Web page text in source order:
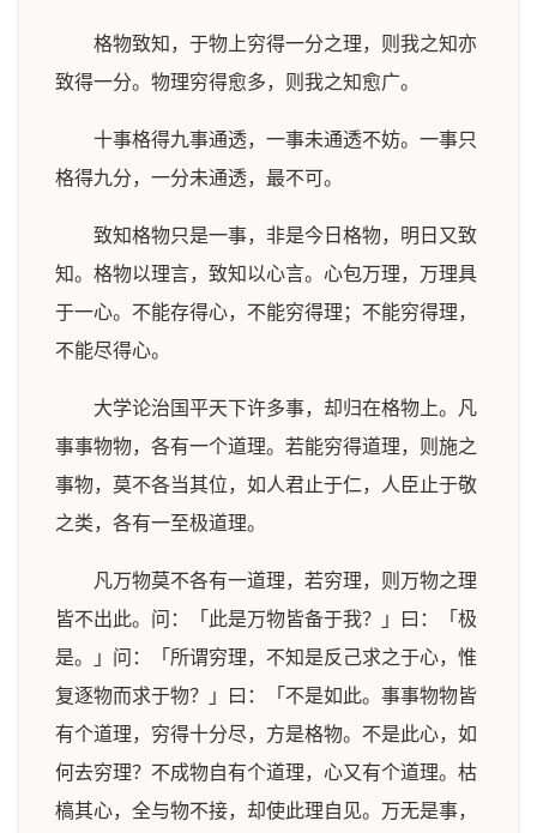
格物致知，于物上穷得一分之理，则我之知亦
致得一分。物理穷得愈多，则我之知愈广。
十事格得九事通透，一事未通透不妨。一事只
格得九分，一分未通透，最不可。
致知格物只是一事，非是今日格物，明日又致
知。格物以理言，致知以心言。心包万理，万理具
于一心。不能存得心，不能穷得理；不能穷得理，
不能尽得心。
大学论治国平天下许多事，却归在格物上。凡
事事物物，各有一个道理。若能穷得道理，则施之
事物，莫不各当其位，如人君止于仁，人臣止于敬
之类，各有一至极道理。
凡万物莫不各有一道理，若穷理，则万物之理
皆不出此。问：「此是万物皆备于我？」曰：「极
是。」问：「所谓穷理，不知是反己求之于心，惟
复逐物而求于物？」曰：「不是如此。事事物物皆
有个道理，穷得十分尽，方是格物。不是此心，如
何去穷理？不成物自有个道理，心又有个道理。枯
槁其心，全与物不接，却使此理自见。万无是事，